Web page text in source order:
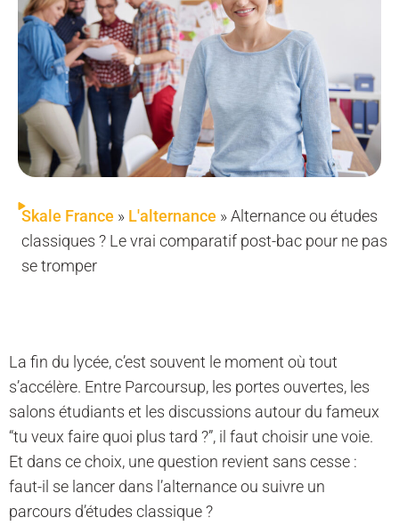
Skale France » L'alternance »Alternance ou études
classiques ? Le vrai comparatif post-bac pour ne pas
se tromper
La fin du lycée, c’est souvent le moment où tout
s’accélère. Entre Parcoursup, les portes ouvertes, les
salons étudiants et les discussions autour du fameux
“tu veux faire quoi plus tard ?”, il faut choisir une voie.
Et dans ce choix, une question revient sans cesse :
faut-il se lancer dans l’alternance ou suivre un
parcours d’études classique ?